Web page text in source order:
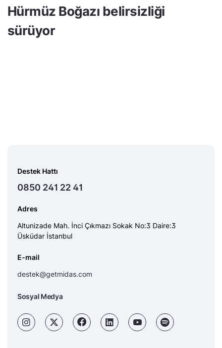
Hürmüz Boğazı belirsizliği
sürüyor
Destek Hattı
0850 241 22 41
Adres
Altunizade Mah. İnci Çıkmazı Sokak No:3 Daire:3
Üsküdar İstanbul
E-mail
destek@getmidas.com
Sosyal Medya